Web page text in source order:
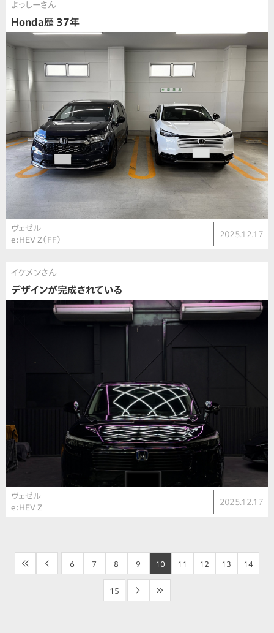
よっしーさん
Honda歴 37年
ヴェゼル
e:HEV Z（FF）
2025.12.17
イケメンさん
デザインが完成されている
ヴェゼル
e:HEV Z
2025.12.17
<< < 6 7 8 9 10 11 12 13 14
15 > >>